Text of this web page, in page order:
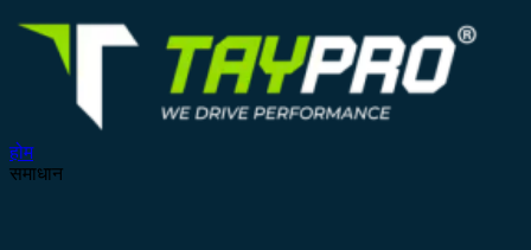
होम
समाधान